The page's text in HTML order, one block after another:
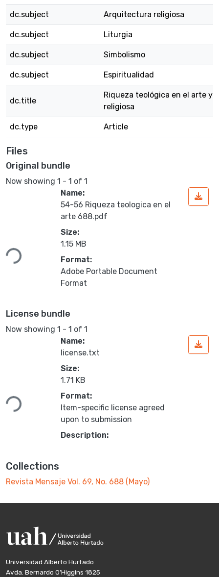
dc.subject Arquitectura religiosa
dc.subject Liturgia
dc.subject Simbolismo
dc.subject Espiritualidad
dc.title
Riqueza teológica en el arte y
religiosa
dc.type Article
Files
Original bundle
Now showing 1 - 1 of 1
Loading...
Name:
54-56 Riqueza teologica en el
arte 688.pdf
Size:
1.15 MB
Format:
Adobe Portable Document
Format
License bundle
Now showing 1 - 1 of 1
Loading...
Name:
license.txt
Size:
1.71 KB
Format:
Item-specific license agreed
upon to submission
Description:
Collections
Revista Mensaje Vol. 69, No. 688 (Mayo)
Universidad Alberto Hurtado
Avda. Bernardo O’Higgins 1825